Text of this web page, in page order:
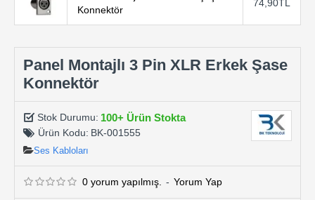
Konnektör
74,90TL
Panel Montajlı 3 Pin XLR Erkek Şase
Konnektör
Stok Durumu: 100+ Ürün Stokta
Ürün Kodu: BK-001555
Ses Kabloları
0 yorum yapılmış. - Yorum Yap